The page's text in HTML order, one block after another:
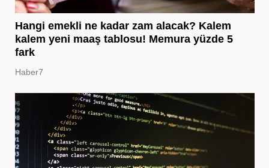
Hangi emekli ne kadar zam alacak? Kalem
kalem yeni maaş tablosu! Memura yüzde 5
fark
Haber7